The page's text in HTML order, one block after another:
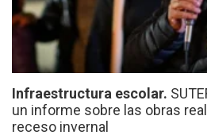
Infraestructura escolar.
un informe sobre las obras
receso invernal